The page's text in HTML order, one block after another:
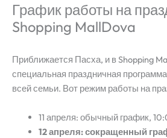
График работы на
Shopping MallDova
Приближается Пасха, и в Shopping
специальная праздничная
всей семьи. Вот режим работы на
11 апреля: обычный график,
12 апреля: сокращенный